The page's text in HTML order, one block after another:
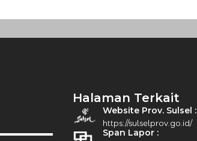
Halaman Terkait
Website Prov. Sulsel :
https://sulselprov.go.id/
Span Lapor :